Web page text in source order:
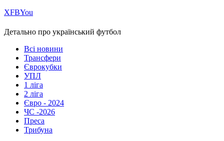
ХFBYou
Детально про український футбол
Всі новини
Трансфери
Єврокубки
УПЛ
1 ліга
2 ліга
Євро - 2024
ЧС -2026
Преса
Трибуна